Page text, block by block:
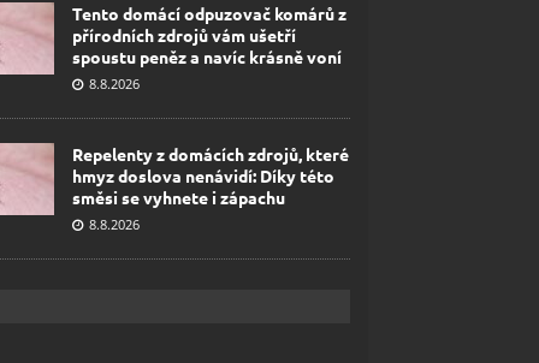
Tento domácí odpuzovač komárů z
přírodních zdrojů vám ušetří
spoustu peněz a navíc krásně voní
8.8.2026
Repelenty z domácích zdrojů, které
hmyz doslova nenávidí: Díky této
směsi se vyhnete i zápachu
8.8.2026